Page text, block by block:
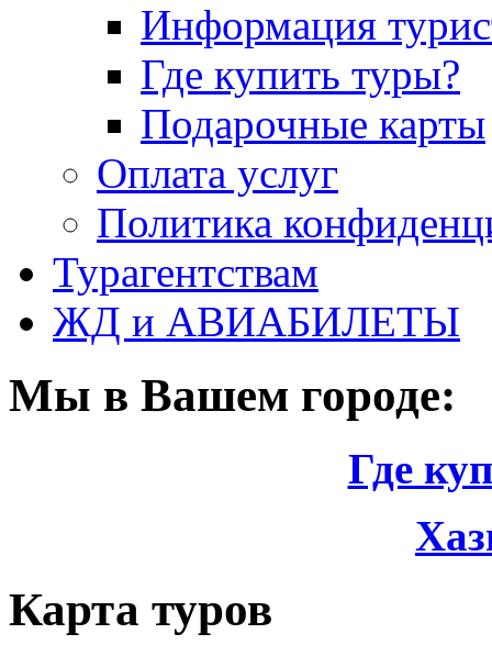
Информация
Где купить туры?
Подарочные карты
Оплата услуг
Политика
Турагентствам
ЖД и АВИАБИЛЕТЫ
Мы в Вашем городе:
Где
Карта туров